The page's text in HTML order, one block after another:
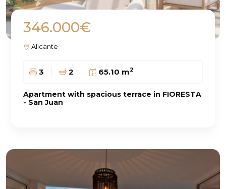
346.000€
Alicante
3 2 65.10 m2
Apartment with spacious terrace in FIORESTA
- San Juan